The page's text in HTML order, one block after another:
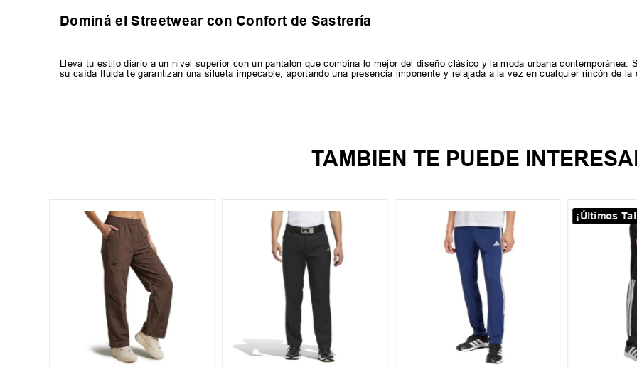
Dominá el Streetwear con Confort de Sastrería
Llevá tu estilo diario a un nivel superior con un pantalón que combina lo mejor del diseño clásico y la moda urbana contemporánea.
su caída fluida te garantizan una silueta impecable, aportando una presencia imponente y relajada a la vez en cualquier rincón de la
TAMBIEN TE PUEDE
L XL 36 38 L
¡Últimos